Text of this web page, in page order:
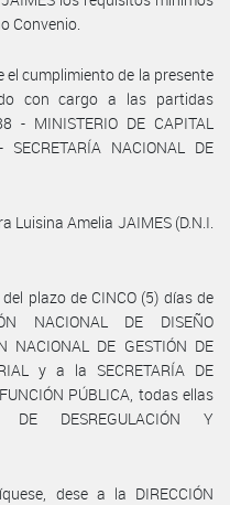
Convenio.
el cumplimiento de la presente
con cargo a las partidas
- MINISTERIO DE CAPITAL
NACIONAL DE
Luisina Amelia JAIMES (D.N.I.
plazo de CINCO (5) días de
NACIONAL DE DISEÑO
NACIONAL DE GESTIÓN DE
y a la SECRETARÍA DE
PÚBLICA, todas ellas
DESREGULACIÓN Y
dese a la DIRECCIÓN